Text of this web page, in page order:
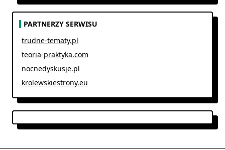
PARTNERZY SERWISU
trudne-tematy.pl
teoria-praktyka.com
nocnedyskusje.pl
krolewskiestrony.eu